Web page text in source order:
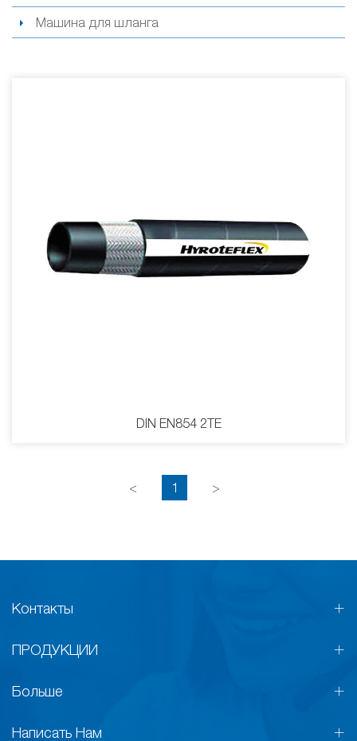
Машина для шланга
DIN EN854 2TE
< 1 >
Контакты
ПРОДУКЦИИ
Больше
Написать Нам